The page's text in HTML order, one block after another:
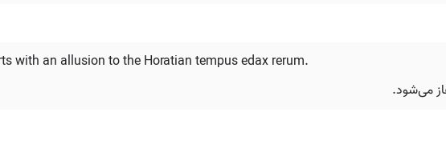
with an allusion to the Horatian tempus edax rerum.